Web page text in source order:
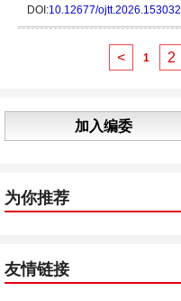
DOI:10.12677/ojtt.2026.153032
< 1 2
加入编委
为你推荐
友情链接